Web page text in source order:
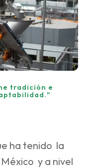
tradición e
ha tenido la
y a nivel